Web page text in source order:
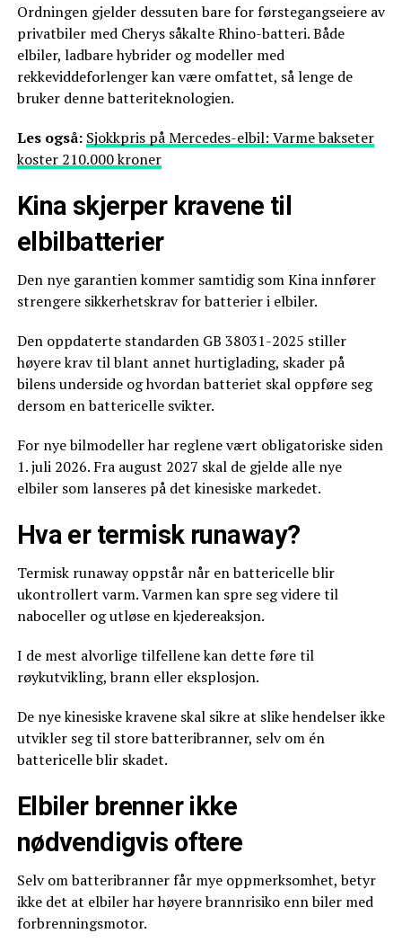
Ordningen gjelder dessuten bare for førstegangseiere av
privatbiler med Cherys såkalte Rhino-batteri. Både
elbiler, ladbare hybrider og modeller med
rekkeviddeforlenger kan være omfattet, så lenge de
bruker denne batteriteknologien.
Les også: Sjokkpris på Mercedes-elbil: Varme bakseter
koster 210.000 kroner
Kina skjerper kravene til
elbilbatterier
Den nye garantien kommer samtidig som Kina innfører
strengere sikkerhetskrav for batterier i elbiler.
Den oppdaterte standarden GB 38031-2025 stiller
høyere krav til blant annet hurtiglading, skader på
bilens underside og hvordan batteriet skal oppføre seg
dersom en battericelle svikter.
For nye bilmodeller har reglene vært obligatoriske siden
1. juli 2026. Fra august 2027 skal de gjelde alle nye
elbiler som lanseres på det kinesiske markedet.
Hva er termisk runaway?
Termisk runaway oppstår når en battericelle blir
ukontrollert varm. Varmen kan spre seg videre til
naboceller og utløse en kjedereaksjon.
I de mest alvorlige tilfellene kan dette føre til
røykutvikling, brann eller eksplosjon.
De nye kinesiske kravene skal sikre at slike hendelser ikke
utvikler seg til store batteribranner, selv om én
battericelle blir skadet.
Elbiler brenner ikke
nødvendigvis oftere
Selv om batteribranner får mye oppmerksomhet, betyr
ikke det at elbiler har høyere brannrisiko enn biler med
forbrenningsmotor.